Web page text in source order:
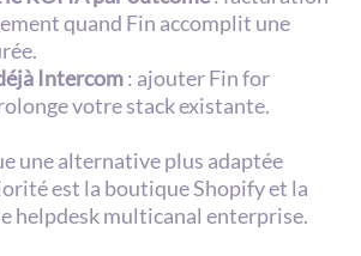
quand Fin accomplit une
Intercom : ajouter Fin for
votre stack existante.
une alternative plus adaptée
est la boutique Shopify et la
helpdesk multicanal enterprise.